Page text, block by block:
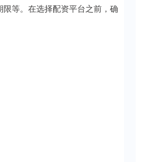
等。在选择配资平台之前，确